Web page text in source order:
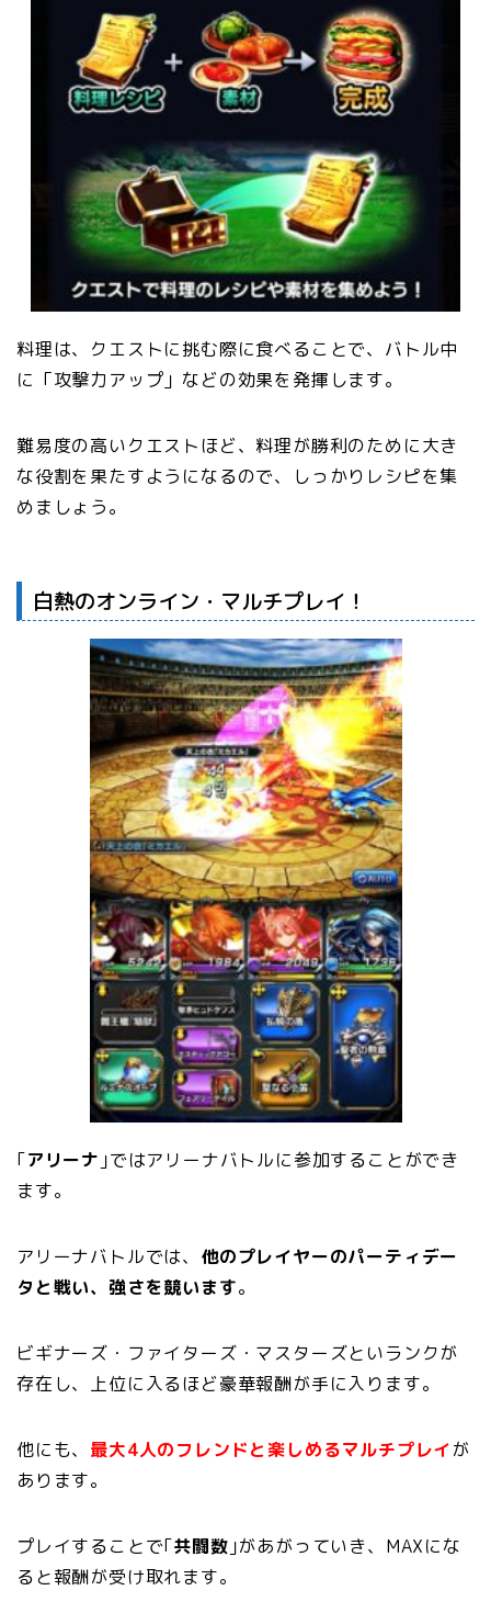
料理は、クエストに挑む際に食べることで、バトル中
に「攻撃力アップ」などの効果を発揮します。
難易度の高いクエストほど、料理が勝利のために大き
な役割を果たすようになるので、しっかりレシピを集
めましょう。
白熱のオンライン・マルチプレイ！
｢アリーナ ｣ではアリーナバトルに参加することができ
ます。
アリーナバトルでは、 他のプレイヤーのパーティデー
タと戦い、強さを競います。
ビギナーズ・ファイターズ・マスターズといランクが
存在し、上位に入るほど豪華報酬が手に入ります。
他にも、 最大4人のフレンドと楽しめるマルチプレイが
あります。
プレイすることで｢共闘数 ｣があがっていき、MAXにな
ると報酬が受け取れます。